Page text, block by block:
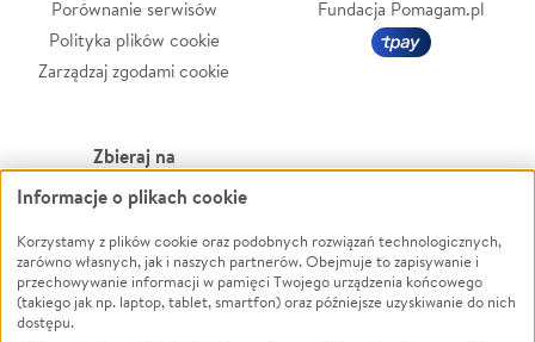
Porównanie serwisów
Polityka plików cookie
Zarządzaj zgodami cookie
Fundacja Pomagam.pl
Zbieraj na
Leczenie
Zwierzęta
Pożar
Ukraina
Powódź
Wichura
NGO
Informacje o plikach cookie
Korzystamy z plików cookie oraz podobnych rozwiązań technologicznych,
zarówno własnych, jak i naszych partnerów. Obejmuje to zapisywanie i
przechowywanie informacji w pamięci Twojego urządzenia końcowego
(takiego jak np. laptop, tablet, smartfon) oraz późniejsze uzyskiwanie do nich
dostępu.